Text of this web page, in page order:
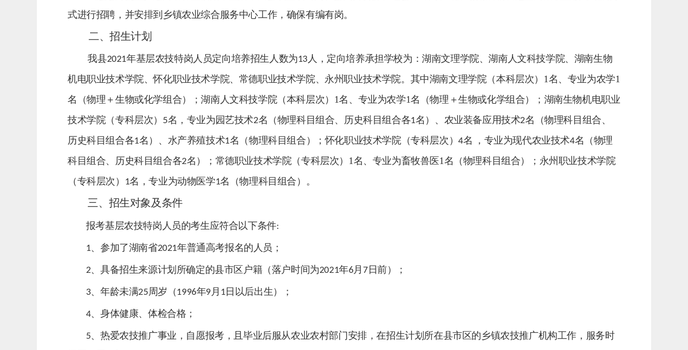
式进行招聘，并安排到乡镇农业综合服务中心工作，确保有编有岗。
二、招生计划
我县2021年基层农技特岗人员定向培养招生人数为13 人，定向培养承担学校为：湖南文理学院、湖南人文科技学院、湖南生物
机电职业技术学院、怀化职业技术学院、常德职业技术学院、永州职业技术学院。其中湖南文理学院（本科层次） 1名、专业为农学1
名（物理＋生物或化学组合）；湖南人文科技学院（本科层次） 1名、专业为农学1名（物理＋生物或化学组合）；湖南生物机电职业
技术学院（专科层次）
5名，专业为园艺技术2名（物理科目组合、历史科目组合各1名）、农业装备应用技术2名（物理科目组合、
历史科目组合各1名）、水产养殖技术1名（物理科目组合）；怀化职业技术学院（专科层次）4名 ，专业为现代农业技术4名
（物理
科目组合、历史科目组合各2名）； 常德职业技术学院（专科层次） 1名、专业为畜牧兽医1名（物理科目组合） ； 永州职业技术学院
（专科层次）
1名 ，专业为动物医学1名（物理科目组合）。
三、招生对象及条件
报考基层农技特岗人员的考生应符合以下条件:
1、参加了湖南省2021年普通高考报名的人员；
2、具备招生来源计划所确定的县市区户籍（落户时间为2021年6 月 7 日前）；
3、年龄未满25周岁（1996年9 月 1 日以后出生）；
4、 身体健康、 体检合格 ；
5、 热爱农技推广事业，自愿报考，且毕业后服从农业农村部门安排，在招生计划所在县市区的乡镇农技推广机构工作，服务时